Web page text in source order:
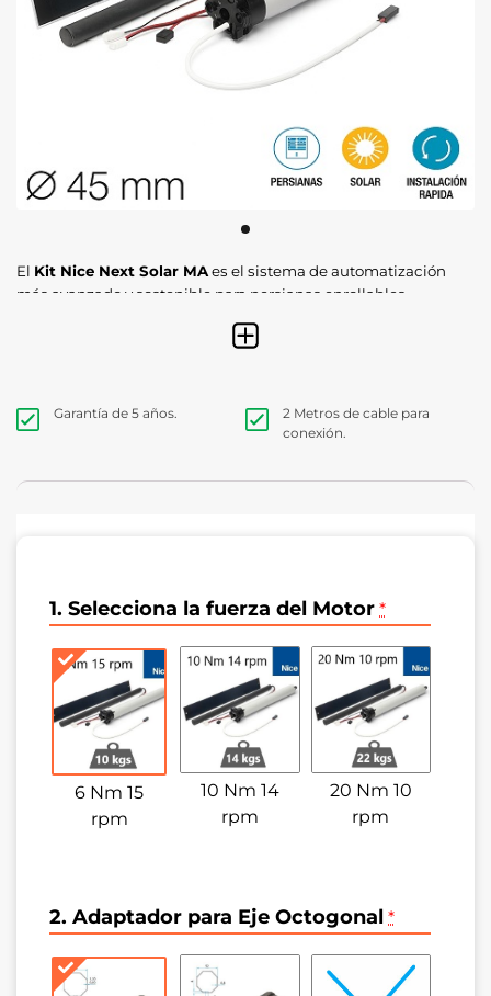
El Kit Nice Next Solar MAes el sistema de automatización
más avanzado y sostenible para persianas enrollables.
motorizar cualquier persiana sin necesidad de realizar obras,
en una batería de alto rendimiento que garantiza el
funcionamiento del motor incluso en días nublados o
Garantía de 5 años.
2 Metros de cable para
conexión.
1. Selecciona la fuerza del Motor *
6 Nm 15
rpm
10 Nm 14
rpm
20 Nm 10
rpm
2. Adaptador para Eje Octogonal *